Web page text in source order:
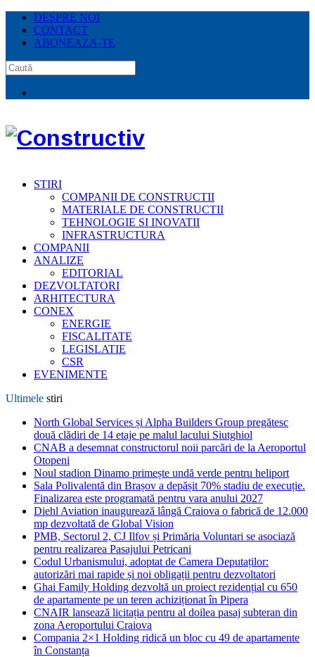
DESPRE NOI
CONTACT
ABONEAZA-TE
STIRI
COMPANII DE CONSTRUCTII
MATERIALE DE CONSTRUCTII
TEHNOLOGIE SI INOVATII
INFRASTRUCTURA
COMPANII
ANALIZE
EDITORIAL
DEZVOLTATORI
ARHITECTURA
CONEX
ENERGIE
FISCALITATE
LEGISLATIE
CSR
EVENIMENTE
Ultimele stiri
North Global Services și Alpha Builders Group pregătesc
două clădiri de 14 etaje pe malul lacului Siutghiol
CNAB a desemnat constructorul noii parcări de la Aeroportul
Otopeni
Noul stadion Dinamo primește undă verde pentru heliport
Sala Polivalentă din Brașov a depășit 70% stadiu de execuție.
Finalizarea este programată pentru vara anului 2027
Diehl Aviation inaugurează lângă Craiova o fabrică de 12.000
mp dezvoltată de Global Vision
PMB, Sectorul 2, CJ Ilfov și Primăria Voluntari se asociază
pentru realizarea Pasajului Petricani
Codul Urbanismului, adoptat de Camera Deputaților:
autorizări mai rapide și noi obligații pentru dezvoltatori
Ghai Family Holding dezvoltă un proiect rezidențial cu 650
de apartamente pe un teren achiziționat în Pipera
CNAIR lansează licitația pentru al doilea pasaj subteran din
zona Aeroportului Craiova
Compania 2×1 Holding ridică un bloc cu 49 de apartamente
în Constanța